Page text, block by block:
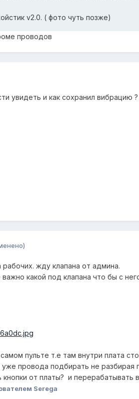
v2.0. ( фото чуть позже)
проводов
увидеть и как сохранил вибрацию ?
жду клапана от админа.
какой под клапана что бы с
пульте т.е там внутри плата
провода подбирать не разбирая
кнопки от платы? и перерабатывать
Serega